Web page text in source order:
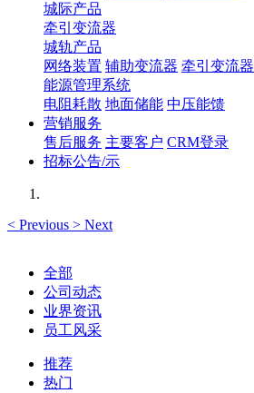
城际产品
牵引变流器
城轨产品
网络装置 辅助变流器 牵引变流器
能源管理系统
电阻耗散 地面储能 中压能馈
营销服务
售后服务 主要客户 CRM登录
招标公告/示
< Previous > Next
全部
公司动态
业界资讯
员工风采
推荐
热门